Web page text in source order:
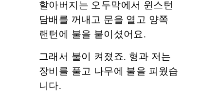
할아버지는 오두막에서 윈스턴
담배를 꺼내고 문을 열고 양쪽
랜턴에 불을 붙이셨어요.
그래서 불이 켜졌죠. 형과 저는
장비를 풀고 나무에 불을 피웠습
니다.